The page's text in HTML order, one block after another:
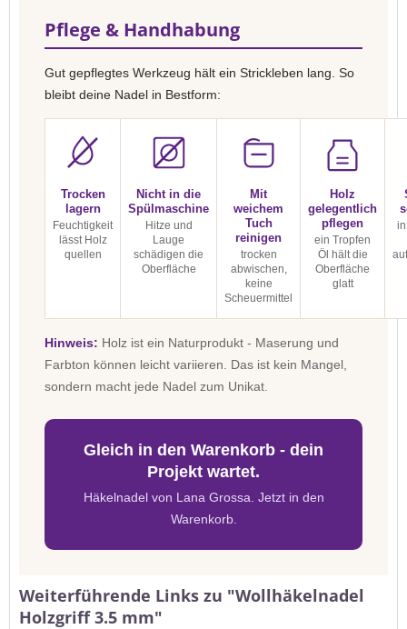
Pflege & Handhabung
Gut gepflegtes Werkzeug hält ein Strickleben lang. So
bleibt deine Nadel in Bestform:
Trocken
lagern
Feuchtigkeit
lässt Holz
quellen
Nicht in die
Spülmaschine
Hitze und
Lauge
schädigen die
Oberfläche
Mit
weichem
Tuch
reinigen
trocken
abwischen,
keine
Scheuermittel
Holz
gelegentlich
pflegen
ein Tropfen
Öl hält die
Oberfläche
glatt
Hinweis: Holz ist ein Naturprodukt - Maserung und
Farbton können leicht variieren. Das ist kein Mangel,
sondern macht jede Nadel zum Unikat.
Gleich in den Warenkorb - dein
Projekt wartet.
Häkelnadel von Lana Grossa. Jetzt in den
Warenkorb.
Weiterführende Links zu "Wollhäkelnadel
Holzgriff 3.5 mm"